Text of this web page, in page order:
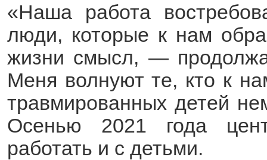
«Наша работа
люди, которые к нам
жизни смысл, —
Меня волнуют те, кто к
травмированных детей
Осенью 2021 года
работать и с детьми.